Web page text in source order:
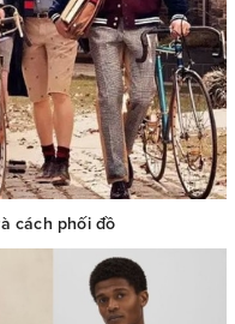
cách phối đồ